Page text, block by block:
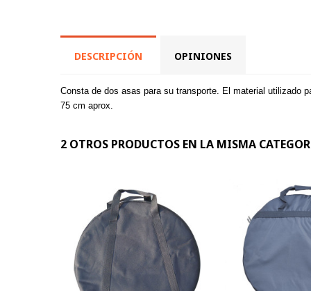
DESCRIPCIÓN OPINIONES
Consta de dos asas para su transporte. El material utilizado
75 cm aprox.
2 OTROS PRODUCTOS EN LA MISMA